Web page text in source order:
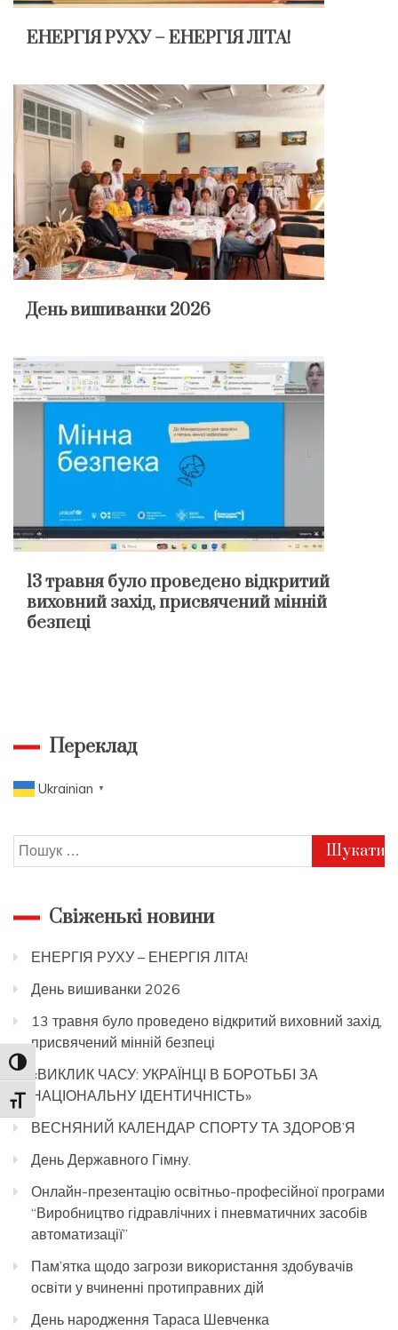
Toggle High Contrast
Toggle Font size
ЕНЕРГІЯ РУХУ – ЕНЕРГІЯ ЛІТА!
День вишиванки 2026
13 травня було проведено відкритий
виховний захід, присвячений мінній
безпеці
Переклад
Ukrainian ▼
Пошук:
Свіженькі новини
ЕНЕРГІЯ РУХУ – ЕНЕРГІЯ ЛІТА!
День вишиванки 2026
13 травня було проведено відкритий виховний захід,
присвячений мінній безпеці
«ВИКЛИК ЧАСУ: УКРАЇНЦІ В БОРОТЬБІ ЗА
НАЦІОНАЛЬНУ ІДЕНТИЧНІСТЬ»
ВЕСНЯНИЙ КАЛЕНДАР СПОРТУ ТА ЗДОРОВ’Я
День Державного Гімну.
Онлайн-презентацію освітньо-професійної програми
“Виробництво гідравлічних і пневматичних засобів
автоматизації”
Пам’ятка щодо загрози використання здобувачів
освіти у вчиненні протиправних дій
День народження Тараса Шевченка